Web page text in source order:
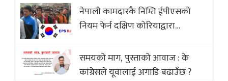
(भिडियो)
नेपाली कामदारकै निम्ति ईपीएसको
नियम फेर्न दक्षिण कोरियाद्वारा
समयको माग, पुस्ताको आवाज : के
कांग्रेसले यूवालाई अगाडि बढाउँछ ?